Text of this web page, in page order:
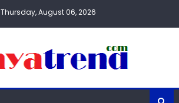
Thursday, August 06, 2026